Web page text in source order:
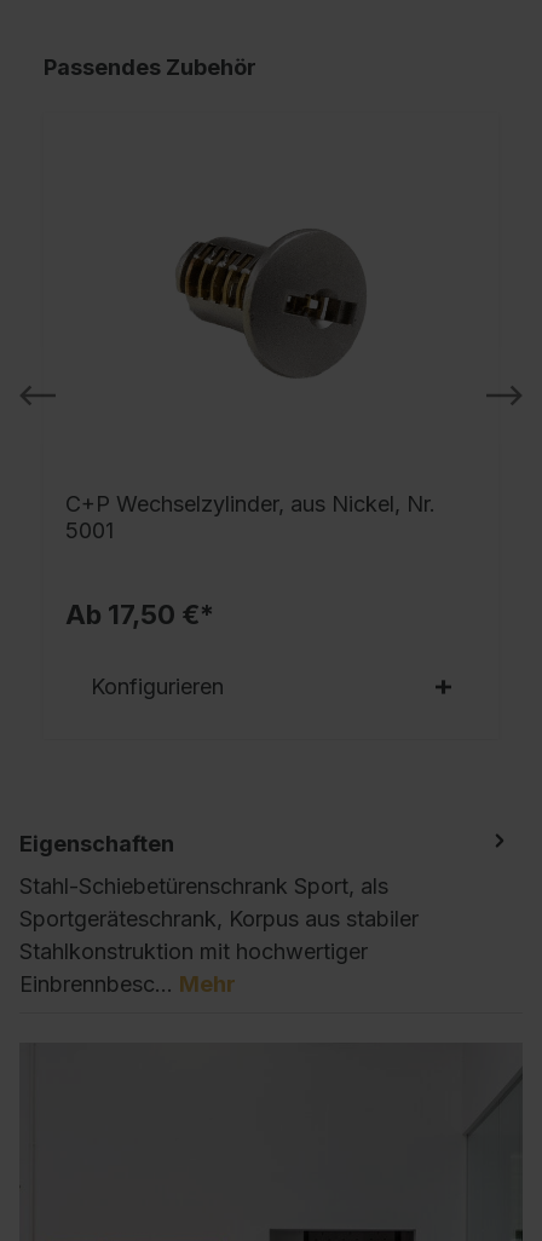
Passendes Zubehör
C+P Wechselzylinder, aus Nickel, Nr.
5001
Ab 17,50 €*
Konfigurieren
Eigenschaften
Stahl-Schiebetürenschrank Sport, als
Sportgeräteschrank, Korpus aus stabiler
Stahlkonstruktion mit hochwertiger
Einbrennbesc… Mehr